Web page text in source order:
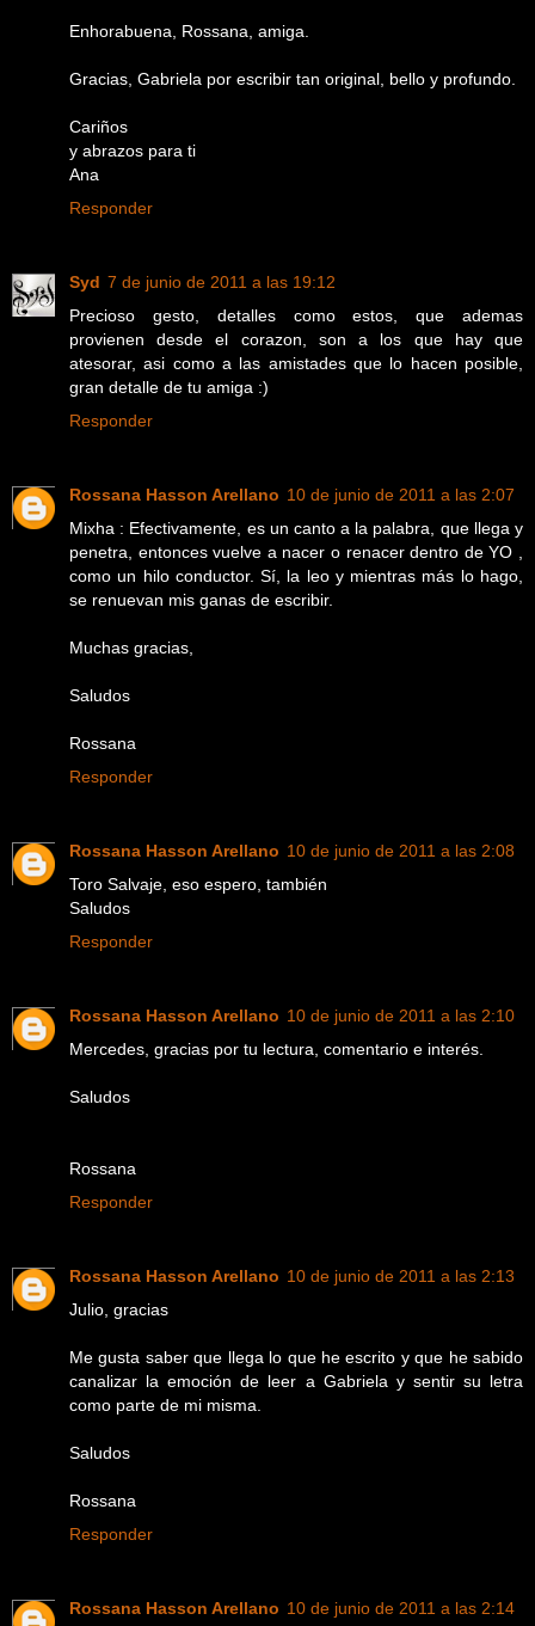
Enhorabuena, Rossana, amiga.
Gracias, Gabriela por escribir tan original, bello y profundo.
Cariños
y abrazos para ti
Ana
Responder
Syd 7 de junio de 2011 a las 19:12
Precioso gesto, detalles como estos, que ademas
provienen desde el corazon, son a los que hay que
atesorar, asi como a las amistades que lo hacen posible,
gran detalle de tu amiga :)
Responder
Rossana Hasson Arellano 10 de junio de 2011 a las 2:07
Mixha : Efectivamente, es un canto a la palabra, que llega y
penetra, entonces vuelve a nacer o renacer dentro de YO ,
como un hilo conductor. Sí, la leo y mientras más lo hago,
se renuevan mis ganas de escribir.
Muchas gracias,
Saludos
Rossana
Responder
Rossana Hasson Arellano 10 de junio de 2011 a las 2:08
Toro Salvaje, eso espero, también
Saludos
Responder
Rossana Hasson Arellano 10 de junio de 2011 a las 2:10
Mercedes, gracias por tu lectura, comentario e interés.
Saludos
Rossana
Responder
Rossana Hasson Arellano 10 de junio de 2011 a las 2:13
Julio, gracias
Me gusta saber que llega lo que he escrito y que he sabido
canalizar la emoción de leer a Gabriela y sentir su letra
como parte de mi misma.
Saludos
Rossana
Responder
Rossana Hasson Arellano 10 de junio de 2011 a las 2:14